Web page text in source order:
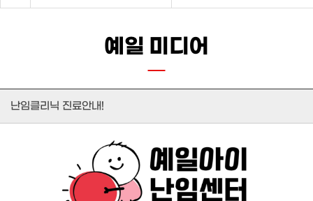
부인과센터
여성건강검진센터
소아청소년과
고객서비스
예일 미디어
예일 미디어
난임클리닉 진료안내!